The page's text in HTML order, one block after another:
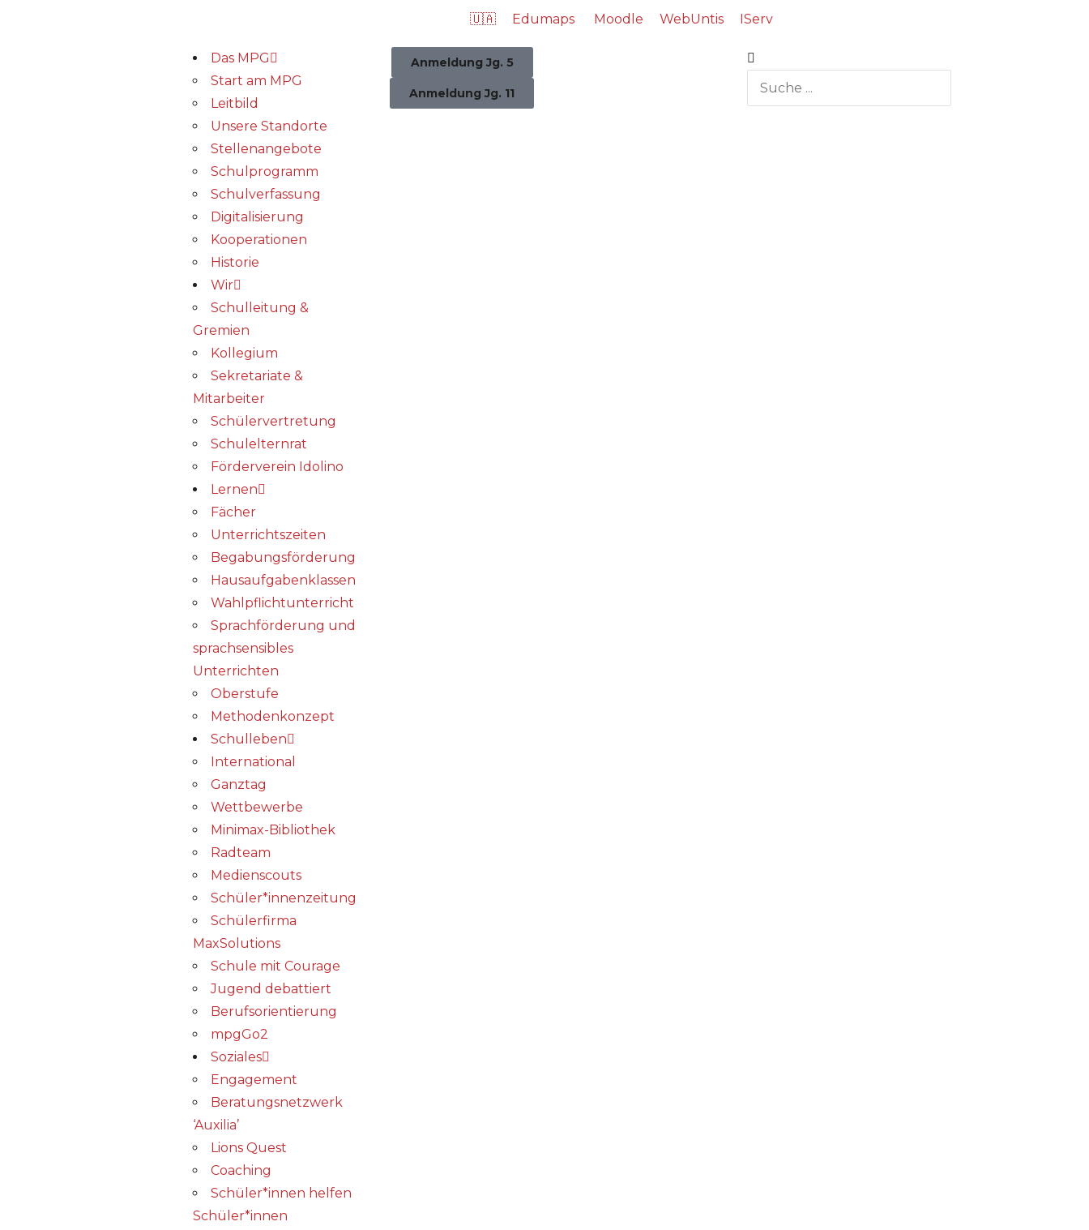
🇺🇦 Edumaps Moodle WebUntis IServ
Das MPG
Start am MPG
Leitbild
Unsere Standorte
Stellenangebote
Schulprogramm
Schulverfassung
Digitalisierung
Kooperationen
Historie
Wir
Schulleitung &
Gremien
Kollegium
Sekretariate &
Mitarbeiter
Schülervertretung
Schulelternrat
Förderverein Idolino
Lernen
Fächer
Unterrichtszeiten
Begabungs­förderung
Hausaufgabenklassen
Wahlpflichtunterricht
Sprachförderung und
sprachsensibles
Unterrichten
Oberstufe
Methodenkonzept
Schulleben
International
Ganztag
Wettbewerbe
Minimax-Bibliothek​
Radteam
Medienscouts
Schüler*innenzeitung
Schülerfirma
MaxSolutions
Schule mit Courage
Jugend debattiert
Berufsorientierung
mpgGo2
Soziales
Engagement
Beratungsnetzwerk
‘Auxilia’
Lions Quest
Coaching
Schüler*innen helfen
Schüler*innen
Anmeldung Jg. 5
Anmeldung Jg. 11